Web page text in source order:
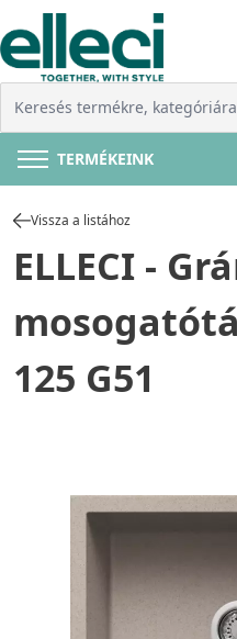
TERMÉKEINK
Vissza a listához
ELLECI -
125 G51